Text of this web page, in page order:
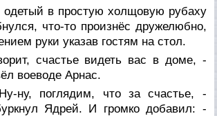
в простую холщовую рубаху
что-то произнёс дружелюбно,
руки указав гостям на стол.
счастье видеть вас в доме, -
воеводе Арнас.
что за счастье, -
Ядрей. И громко добавил: -